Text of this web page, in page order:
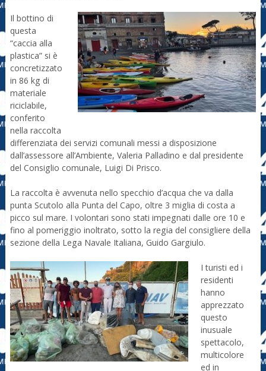
Il bottino di
questa
“caccia alla
plastica” si è
concretizzato
in 86 kg di
materiale
riciclabile,
conferito
nella raccolta
differenziata dei servizi comunali messi a disposizione
dall’assessore all’Ambiente, Valeria Palladino e dal presidente
del Consiglio comunale, Luigi Di Prisco.
La raccolta è avvenuta nello specchio d’acqua che va dalla
punta Scutolo alla Punta del Capo, oltre 3 miglia di costa a
picco sul mare. I volontari sono stati impegnati dalle ore 10 e
fino al pomeriggio inoltrato, sotto la regia del consigliere della
sezione della Lega Navale Italiana, Guido Gargiulo.
I turisti ed i
residenti
hanno
apprezzato
questo
inusuale
spettacolo,
multicolore
ed in